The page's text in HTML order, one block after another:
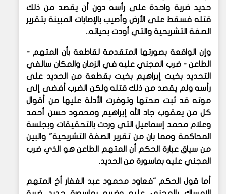
حديد ضربة واحدة على رأسه دون أن يقصد من ذلك
قتله فسقط على الأرض وأصيب بالإصابات المبينة بتقرير
الصفة التشريحية والتي أودت بحياته..
وإن الواقعة بصورتها المتقدمة لقاطعة بأن المتهم -
الطاعن - ضرب المجني عليه في الزمان والمكان سالفي
التحديد بخيت إبراهيم بخيت بقطعة من الحديد على
رأسه ولم يقصد من ذلك قتله ولكن الضرب أفضى إلى
موته قد ثبت صحتها وتوفرت الأدلة عليها من أقوال
كل من يعقوب جاد الله إبراهيم ومحمود حسن أحمد
وعلام محمد إسماعيل التي وردت بالتحقيقات وبجلسة
المحاكمة ومما بان من تقرير الصفة التشريحية" والبين
من سياق عبارة الحكم أن المتهم الطاعن هو الذي ضرب
المجني عليه بماسورة من الحديد.
أما قول الحكم "فعاود محمود عبد الغفار أخ المتهم